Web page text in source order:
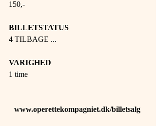
150,-
BILLETSTATUS
4 TILBAGE ...
VARIGHED
1 time
www.operettekompagniet.dk/billetsalg